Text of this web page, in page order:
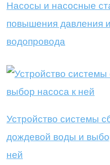
Насосы и насосные
повышения давления
водопровода
Устройство системы
дождевой воды и
ней